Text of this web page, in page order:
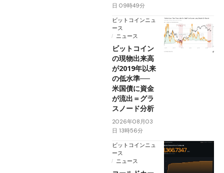
日 09時49分
ビットコインニュ
ース
ニュース
ビットコイン
の現物出来高
が2019年以来
の低水準──
米国債に資金
が流出＝グラ
スノード分析
2026年08月03
日 13時56分
ビットコインニュ
ース
ニュース